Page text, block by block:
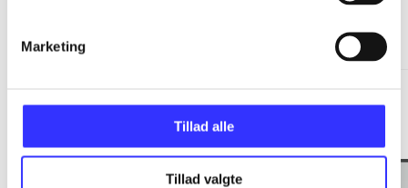
Marketing
Tillad alle
Tillad valgte